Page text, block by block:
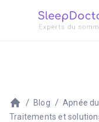
Blog
Apnée
Traitements et